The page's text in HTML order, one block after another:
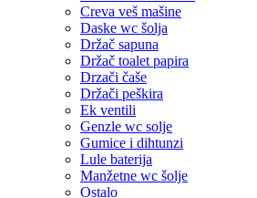
Creva veš mašine
Daske wc šolja
Držač sapuna
Držač toalet papira
Drzači čaše
Držači peškira
Ek ventili
Genzle wc solje
Gumice i dihtunzi
Lule baterija
Manžetne wc šolje
Ostalo